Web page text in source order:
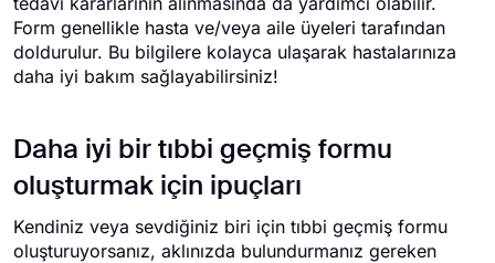
Form genellikle hasta ve/veya aile üyeleri tarafından
doldurulur. Bu bilgilere kolayca ulaşarak hastalarınıza
daha iyi bakım sağlayabilirsiniz!
Daha iyi bir tıbbi geçmiş formu
oluşturmak için ipuçları
Kendiniz veya sevdiğiniz biri için tıbbi geçmiş formu
oluşturuyorsanız, aklınızda bulundurmanız gereken